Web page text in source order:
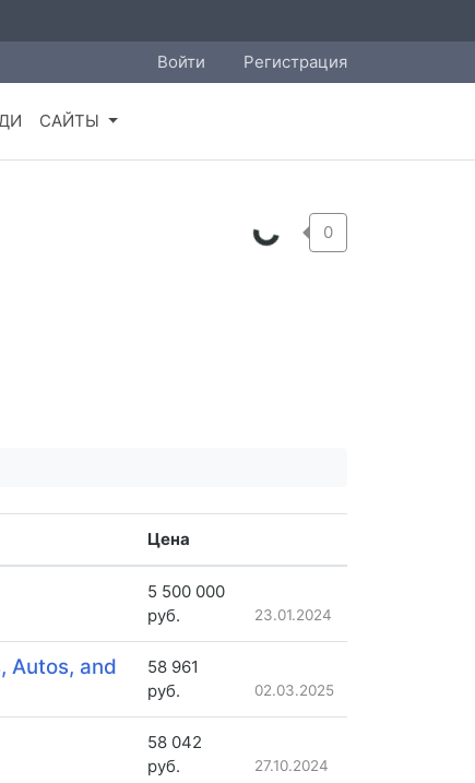
Войти Регистрация
САЙТЫ
0
Цена
5 500 000
руб.
23.01.2024
Autos, and
58 961
руб.
02.03.2025
58 042
руб.
27.10.2024